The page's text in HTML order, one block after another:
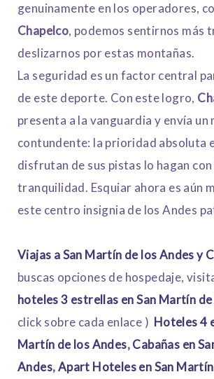
genuinamente en los operadores,
Chapelco, podemos sentirnos más
deslizarnos por estas montañas.
La seguridad es un factor central
de este deporte. Con este logro,
presenta a la vanguardia y envía un
contundente: la prioridad absoluta
disfrutan de sus pistas lo hagan
tranquilidad. Esquiar ahora es aún
este centro insignia de los Andes
Viajas a San Martín de los Andes y
buscas opciones de hospedaje,
hoteles 3 estrellas en San Martín
click sobre cada enlace ) Hoteles 4
Martín de los Andes,Cabañas en
Andes,Apart Hoteles en San